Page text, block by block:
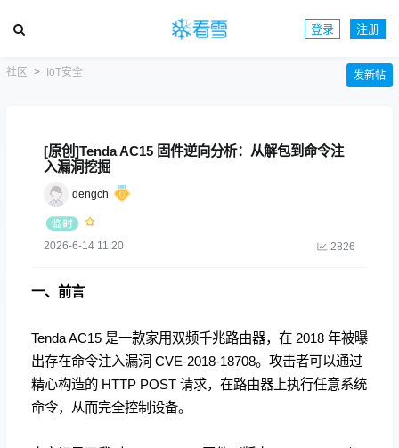
登录 注册
社区 IoT安全 发新帖
[原创]Tenda AC15 固件逆向分析：从解包到命令注
入漏洞挖掘
dengch
2026-6-14 11:20 2826
一、前言
Tenda AC15 是一款家用双频千兆路由器，在 2018 年被曝
出存在命令注入漏洞 CVE-2018-18708。攻击者可以通过
精心构造的 HTTP POST 请求，在路由器上执行任意系统
命令，从而完全控制设备。